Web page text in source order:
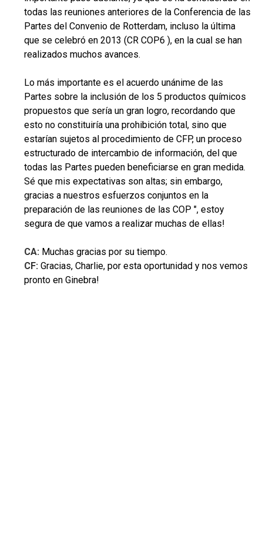
todas las reuniones anteriores de la Conferencia de las
Partes del Convenio de Rotterdam, incluso la última
que se celebró en 2013 (CR COP6 ), en la cual se han
realizados muchos avances.
Lo más importante es el acuerdo unánime de las
Partes sobre la inclusión de los 5 productos químicos
propuestos que sería un gran logro, recordando que
esto no constituiría una prohibición total, sino que
estarían sujetos al procedimiento de CFP, un proceso
estructurado de intercambio de información, del que
todas las Partes pueden beneficiarse en gran medida.
Sé que mis expectativas son altas; sin embargo,
gracias a nuestros esfuerzos conjuntos en la
preparación de las reuniones de las COP ", estoy
segura de que vamos a realizar muchas de ellas!
CA: Muchas gracias por su tiempo.
CF: Gracias, Charlie, por esta oportunidad y nos vemos
pronto en Ginebra!